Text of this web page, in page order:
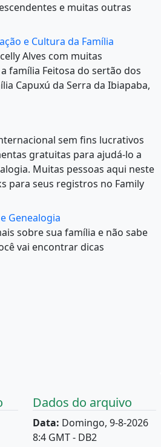
e muitas outras
e Cultura da Família
Alves com muitas
família Feitosa do sertão dos
Capuxú da Serra da Ibiapaba,
sem fins lucrativos
gratuitas para ajudá-lo a
Muitas pessoas aqui neste
para seus registros no Family
Genealogia
sobre sua família e não sabe
vai encontrar dicas
Dados do arquivo
Data: Domingo, 9-8-2026
8:4 GMT - DB2